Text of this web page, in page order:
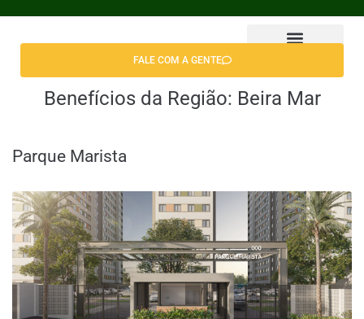
FALE COM A GENTE
Benefícios da Região: Beira Mar
Parque Marista